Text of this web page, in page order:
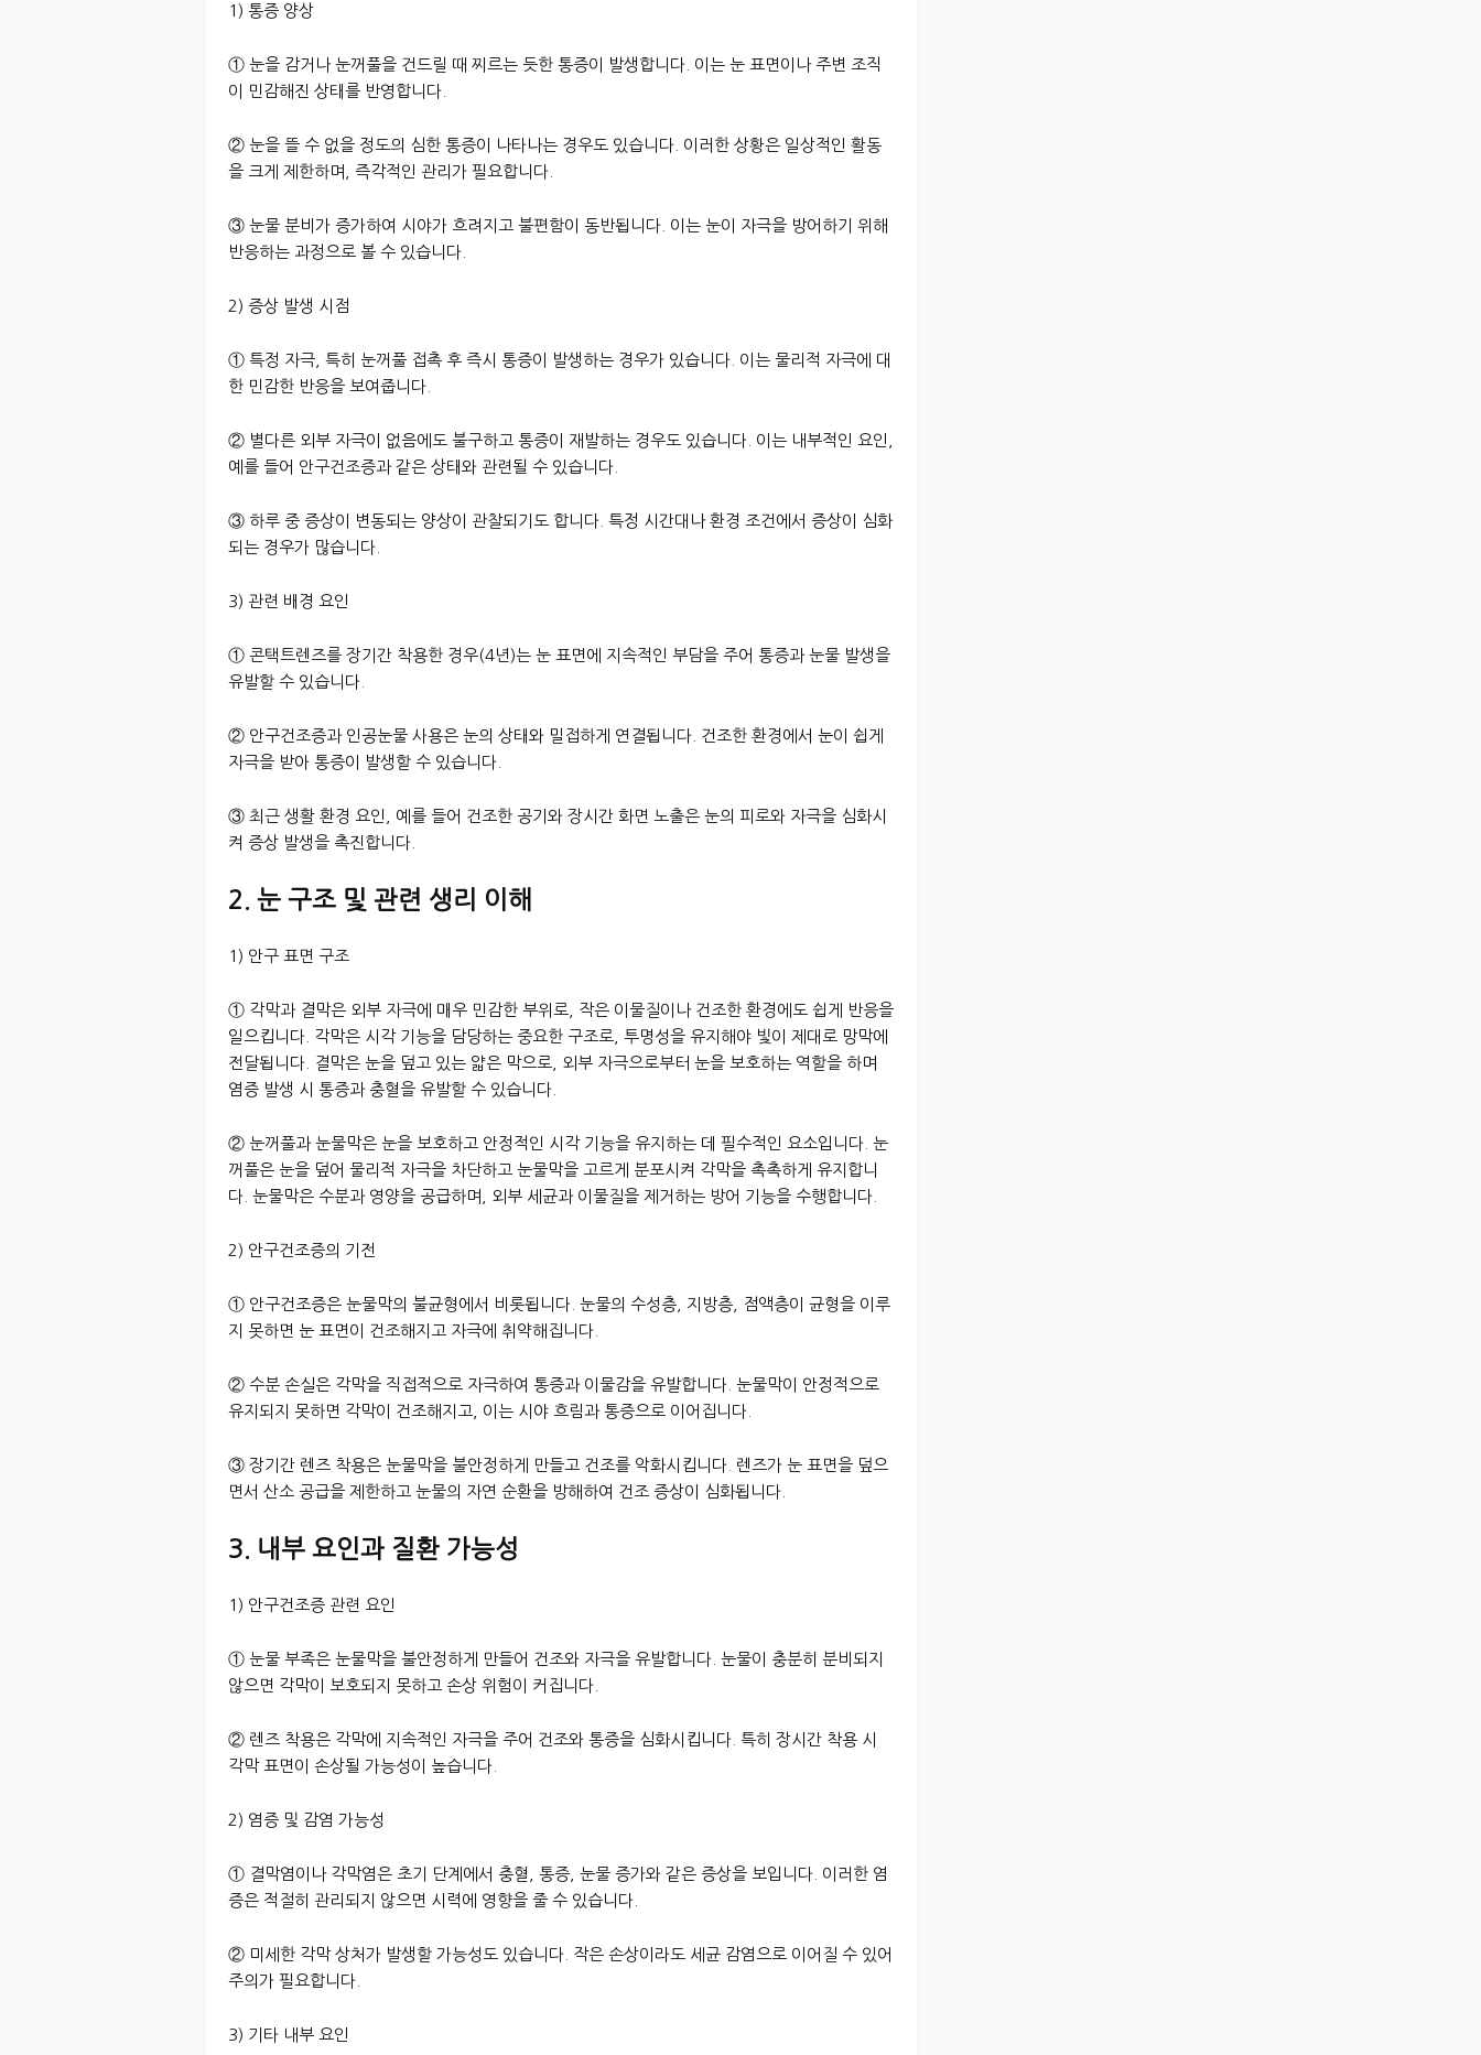
1) 통증 양상
① 눈을 감거나 눈꺼풀을 건드릴 때 찌르는 듯한 통증이 발생합니다. 이는 눈 표면이나 주변 조직
이 민감해진 상태를 반영합니다.
② 눈을 뜰 수 없을 정도의 심한 통증이 나타나는 경우도 있습니다. 이러한 상황은 일상적인 활동
을 크게 제한하며, 즉각적인 관리가 필요합니다.
③ 눈물 분비가 증가하여 시야가 흐려지고 불편함이 동반됩니다. 이는 눈이 자극을 방어하기 위해
반응하는 과정으로 볼 수 있습니다.
2) 증상 발생 시점
① 특정 자극, 특히 눈꺼풀 접촉 후 즉시 통증이 발생하는 경우가 있습니다. 이는 물리적 자극에 대
한 민감한 반응을 보여줍니다.
② 별다른 외부 자극이 없음에도 불구하고 통증이 재발하는 경우도 있습니다. 이는 내부적인 요인,
예를 들어 안구건조증과 같은 상태와 관련될 수 있습니다.
③ 하루 중 증상이 변동되는 양상이 관찰되기도 합니다. 특정 시간대나 환경 조건에서 증상이 심화
되는 경우가 많습니다.
3) 관련 배경 요인
① 콘택트렌즈를 장기간 착용한 경우(4년)는 눈 표면에 지속적인 부담을 주어 통증과 눈물 발생을
유발할 수 있습니다.
② 안구건조증과 인공눈물 사용은 눈의 상태와 밀접하게 연결됩니다. 건조한 환경에서 눈이 쉽게
자극을 받아 통증이 발생할 수 있습니다.
③ 최근 생활 환경 요인, 예를 들어 건조한 공기와 장시간 화면 노출은 눈의 피로와 자극을 심화시
켜 증상 발생을 촉진합니다.
2. 눈 구조 및 관련 생리 이해
1) 안구 표면 구조
① 각막과 결막은 외부 자극에 매우 민감한 부위로, 작은 이물질이나 건조한 환경에도 쉽게 반응을
일으킵니다. 각막은 시각 기능을 담당하는 중요한 구조로, 투명성을 유지해야 빛이 제대로 망막에
전달됩니다. 결막은 눈을 덮고 있는 얇은 막으로, 외부 자극으로부터 눈을 보호하는 역할을 하며
염증 발생 시 통증과 충혈을 유발할 수 있습니다.
② 눈꺼풀과 눈물막은 눈을 보호하고 안정적인 시각 기능을 유지하는 데 필수적인 요소입니다. 눈
꺼풀은 눈을 덮어 물리적 자극을 차단하고 눈물막을 고르게 분포시켜 각막을 촉촉하게 유지합니
다. 눈물막은 수분과 영양을 공급하며, 외부 세균과 이물질을 제거하는 방어 기능을 수행합니다.
2) 안구건조증의 기전
① 안구건조증은 눈물막의 불균형에서 비롯됩니다. 눈물의 수성층, 지방층, 점액층이 균형을 이루
지 못하면 눈 표면이 건조해지고 자극에 취약해집니다.
② 수분 손실은 각막을 직접적으로 자극하여 통증과 이물감을 유발합니다. 눈물막이 안정적으로
유지되지 못하면 각막이 건조해지고, 이는 시야 흐림과 통증으로 이어집니다.
③ 장기간 렌즈 착용은 눈물막을 불안정하게 만들고 건조를 악화시킵니다. 렌즈가 눈 표면을 덮으
면서 산소 공급을 제한하고 눈물의 자연 순환을 방해하여 건조 증상이 심화됩니다.
3. 내부 요인과 질환 가능성
1) 안구건조증 관련 요인
① 눈물 부족은 눈물막을 불안정하게 만들어 건조와 자극을 유발합니다. 눈물이 충분히 분비되지
않으면 각막이 보호되지 못하고 손상 위험이 커집니다.
② 렌즈 착용은 각막에 지속적인 자극을 주어 건조와 통증을 심화시킵니다. 특히 장시간 착용 시
각막 표면이 손상될 가능성이 높습니다.
2) 염증 및 감염 가능성
① 결막염이나 각막염은 초기 단계에서 충혈, 통증, 눈물 증가와 같은 증상을 보입니다. 이러한 염
증은 적절히 관리되지 않으면 시력에 영향을 줄 수 있습니다.
② 미세한 각막 상처가 발생할 가능성도 있습니다. 작은 손상이라도 세균 감염으로 이어질 수 있어
주의가 필요합니다.
3) 기타 내부 요인